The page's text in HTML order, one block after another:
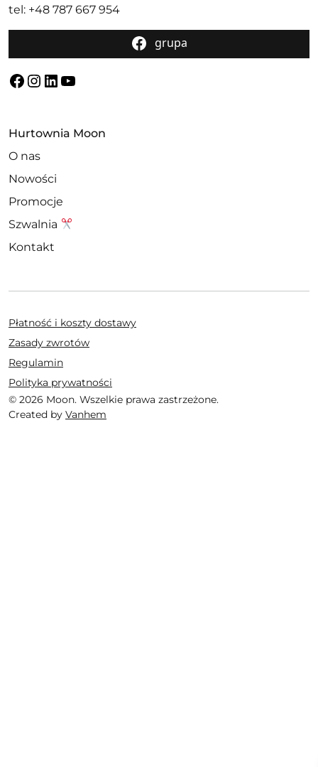
tel: +48 787 667 954
grupa
Facebook
Instagram
LinkedIn
YouTube
Hurtownia Moon
O nas
Nowości
Promocje
Szwalnia
Kontakt
© 2026 Moon. Wszelkie prawa zastrzeżone.
Created by Vanhem
Płatność i koszty dostawy
Zasady zwrotów
Regulamin
Polityka prywatności